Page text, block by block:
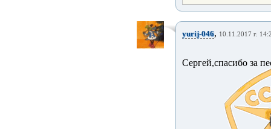
yurij-046, 10.11.2017 г.
Сергей,спасибо за